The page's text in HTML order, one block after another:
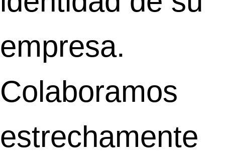
empresa.
Colaboramos
estrechamente